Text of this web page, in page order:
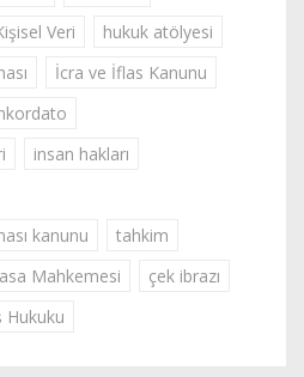
Veri
hukuk atölyesi
İcra ve İflas Kanunu
insan hakları
kanunu
tahkim
Mahkemesi
çek ibrazı
Hukuku